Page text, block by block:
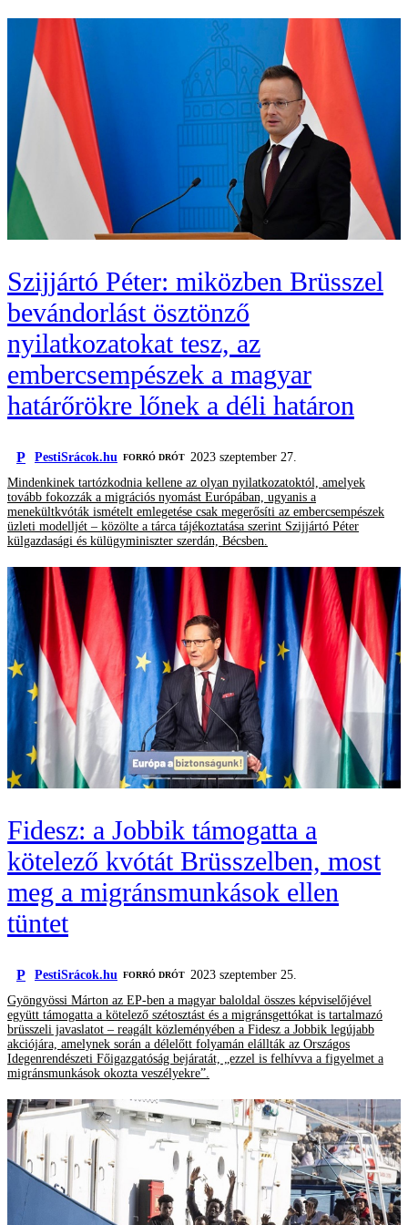
Szijjártó Péter: miközben Brüsszel
bevándorlást ösztönző
nyilatkozatokat tesz, az
embercsempészek a magyar
határőrökre lőnek a déli határon
P PestiSrácok.hu FORRÓ DRÓT
2023 szeptember 27.
Mindenkinek tartózkodnia kellene az olyan nyilatkozatoktól, amelyek
tovább fokozzák a migrációs nyomást Európában, ugyanis a
menekültkvóták ismételt emlegetése csak megerősíti az embercsempészek
üzleti modelljét – közölte a tárca tájékoztatása szerint Szijjártó Péter
külgazdasági és külügyminiszter szerdán, Bécsben.
Fidesz: a Jobbik támogatta a
kötelező kvótát Brüsszelben, most
meg a migránsmunkások ellen
tüntet
P PestiSrácok.hu FORRÓ DRÓT
2023 szeptember 25.
Gyöngyössi Márton az EP-ben a magyar baloldal összes képviselőjével
együtt támogatta a kötelező szétosztást és a migránsgettókat is tartalmazó
brüsszeli javaslatot – reagált közleményében a Fidesz a Jobbik legújabb
akciójára, amelynek során a délelőtt folyamán elállták az Országos
Idegenrendészeti Főigazgatóság bejáratát, „ezzel is felhívva a figyelmet a
migránsmunkások okozta veszélyekre”.